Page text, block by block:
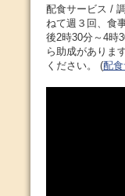
配食サービス /
ねて週３回、食
後2時30分～4時
ら助成がありま
ください。 (配